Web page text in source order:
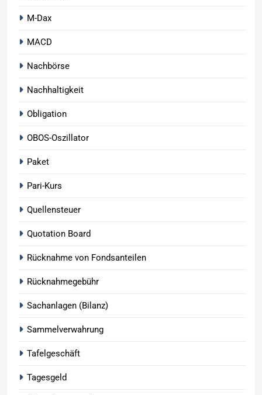
M-Dax
MACD
Nachbörse
Nachhaltigkeit
Obligation
OBOS-Oszillator
Paket
Pari-Kurs
Quellensteuer
Quotation Board
Rücknahme von Fondsanteilen
Rücknahmegebühr
Sachanlagen (Bilanz)
Sammelverwahrung
Tafelgeschäft
Tagesgeld